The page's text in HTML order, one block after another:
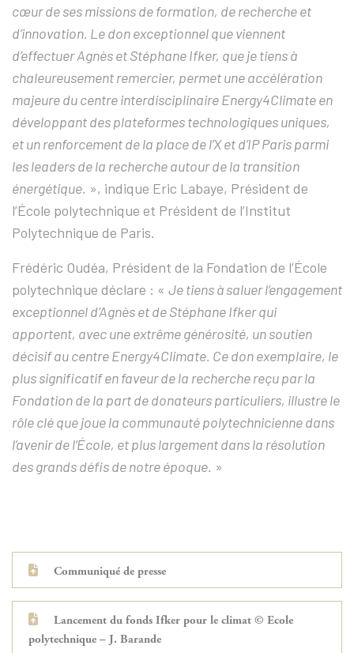
cœur de ses missions de formation, de recherche et
d’innovation. Le don exceptionnel que viennent
d’effectuer Agnès et Stéphane Ifker, que je tiens à
chaleureusement remercier, permet une accélération
majeure du centre interdisciplinaire Energy4Climate en
développant des plateformes technologiques uniques,
et un renforcement de la place de l’X et d’IP Paris parmi
les leaders de la recherche autour de la transition
énergétique. », indique Eric Labaye, Président de
l’École polytechnique et Président de l’Institut
Polytechnique de Paris.
Frédéric Oudéa, Président de la Fondation de l’École
polytechnique déclare : « Je tiens à saluer l’engagement
exceptionnel d’Agnès et de Stéphane Ifker qui
apportent, avec une extrême générosité, un soutien
décisif au centre Energy4Climate. Ce don exemplaire, le
plus significatif en faveur de la recherche reçu par la
Fondation de la part de donateurs particuliers, illustre le
rôle clé que joue la communauté polytechnicienne dans
l’avenir de l’École, et plus largement dans la résolution
des grands défis de notre époque. »
Communiqué de presse
Lancement du fonds Ifker pour le climat © Ecole
polytechnique – J. Barande